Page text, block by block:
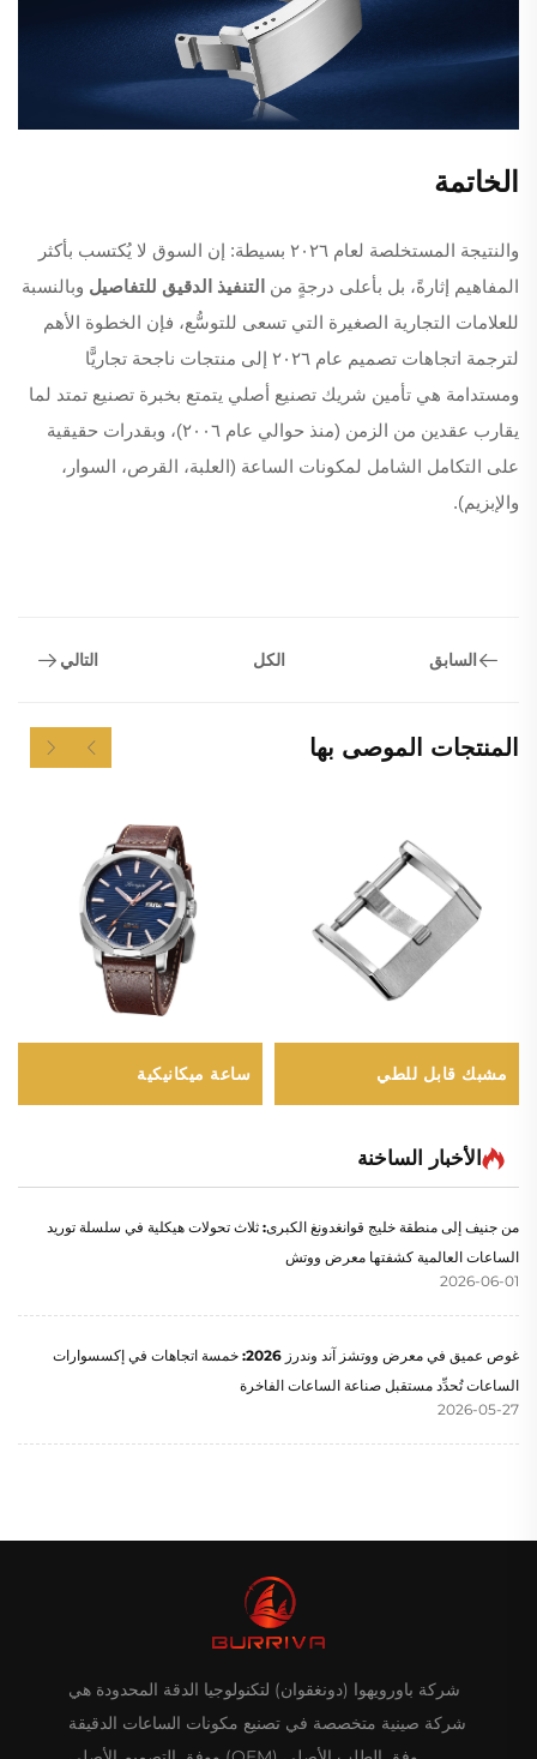
الخاتمة
والنتيجة المستخلصة لعام ٢٠٢٦ بسيطة: إن السوق لا يُكتسب بأكثر
المفاهيم إثارةً، بل بأعلى درجةٍ من التنفيذ الدقيق للتفاصيل وبالنسبة
للعلامات التجارية الصغيرة التي تسعى للتوسُّع، فإن الخطوة الأهم
لترجمة اتجاهات تصميم عام ٢٠٢٦ إلى منتجات ناجحة تجاريًّا
ومستدامة هي تأمين شريك تصنيع أصلي يتمتع بخبرة تصنيع تمتد لما
يقارب عقدين من الزمن (منذ حوالي عام ٢٠٠٦)، وبقدرات حقيقية
على التكامل الشامل لمكونات الساعة (العلبة، القرص، السوار،
والإبزيم).
السابق الكل التالي
المنتجات الموصى بها
مشبك قابل للطي ساعة ميكانيكية
الأخبار الساخنة
من جنيف إلى منطقة خليج قوانغدونغ الكبرى: ثلاث تحولات هيكلية في سلسلة توريد
الساعات العالمية كشفتها معرض ووتش
2026-06-01
غوص عميق في معرض ووتشز آند وندرز 2026: خمسة اتجاهات في إكسسوارات
الساعات تُحدِّد مستقبل صناعة الساعات الفاخرة
2026-05-27
شركة باورويهوا (دونغقوان) لتكنولوجيا الدقة المحدودة هي
شركة صينية متخصصة في تصنيع مكونات الساعات الدقيقة